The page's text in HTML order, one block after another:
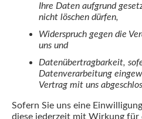
Ihre Daten aufgrund
nicht löschen dürfen,
Widerspruch gegen die
uns und
Datenübertragbarkeit,
Datenverarbeitung
Vertrag mit uns
Sofern Sie uns eine
diese jederzeit mit Wirkung